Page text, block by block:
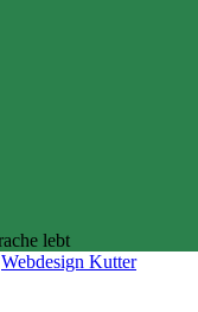
Webdesign Kutter